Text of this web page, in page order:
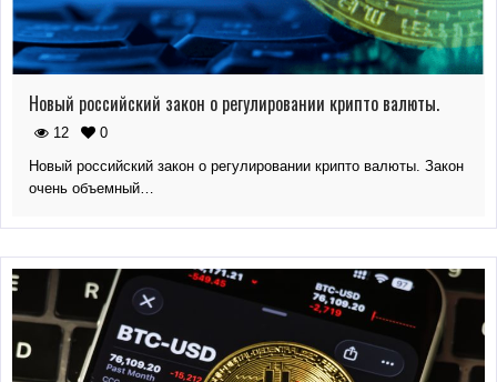
Новый российский закон о регулировании крипто валюты.
12
0
Новый российский закон о регулировании крипто валюты. Закон
очень объемный…